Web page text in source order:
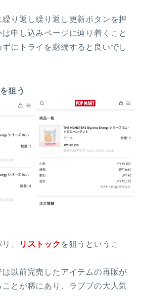
り返し繰り返し更新ボタンを押
申し込みページに辿り着くこと
にトライを継続すると良いでし
狙う
、 リストック を狙うというこ
以前完売したアイテムの再販が
とが稀にあり、ラブブの大人気